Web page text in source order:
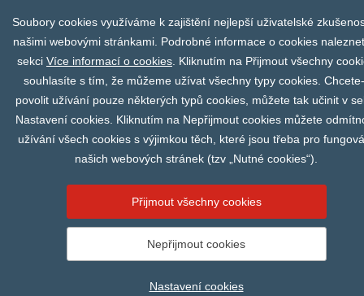
Soubory cookies využíváme k zajištění nejlepší uživatelské
našimi webovými stránkami. Podrobné informace o cookies
sekci Více informací o cookies . Kliknutím na Přijmout všechny
souhlasíte s tím, že můžeme užívat všechny typy cookies.
povolit užívání pouze některých typů cookies, můžete tak učinit v
Nastavení cookies. Kliknutím na Nepřijmout cookies můžete
užívání všech cookies s výjimkou těch, které jsou třeba pro
našich webových stránek (tzv „Nutné cookies“).
Přijmout všechny cookies
Nepřijmout cookies
Nastavení cookies